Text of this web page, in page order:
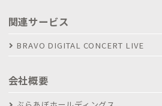
関連サービス
BRAVO DIGITAL CONCERT LIVE
会社概要